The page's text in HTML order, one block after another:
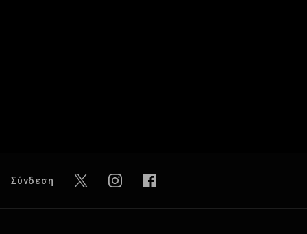
Σύνδεση